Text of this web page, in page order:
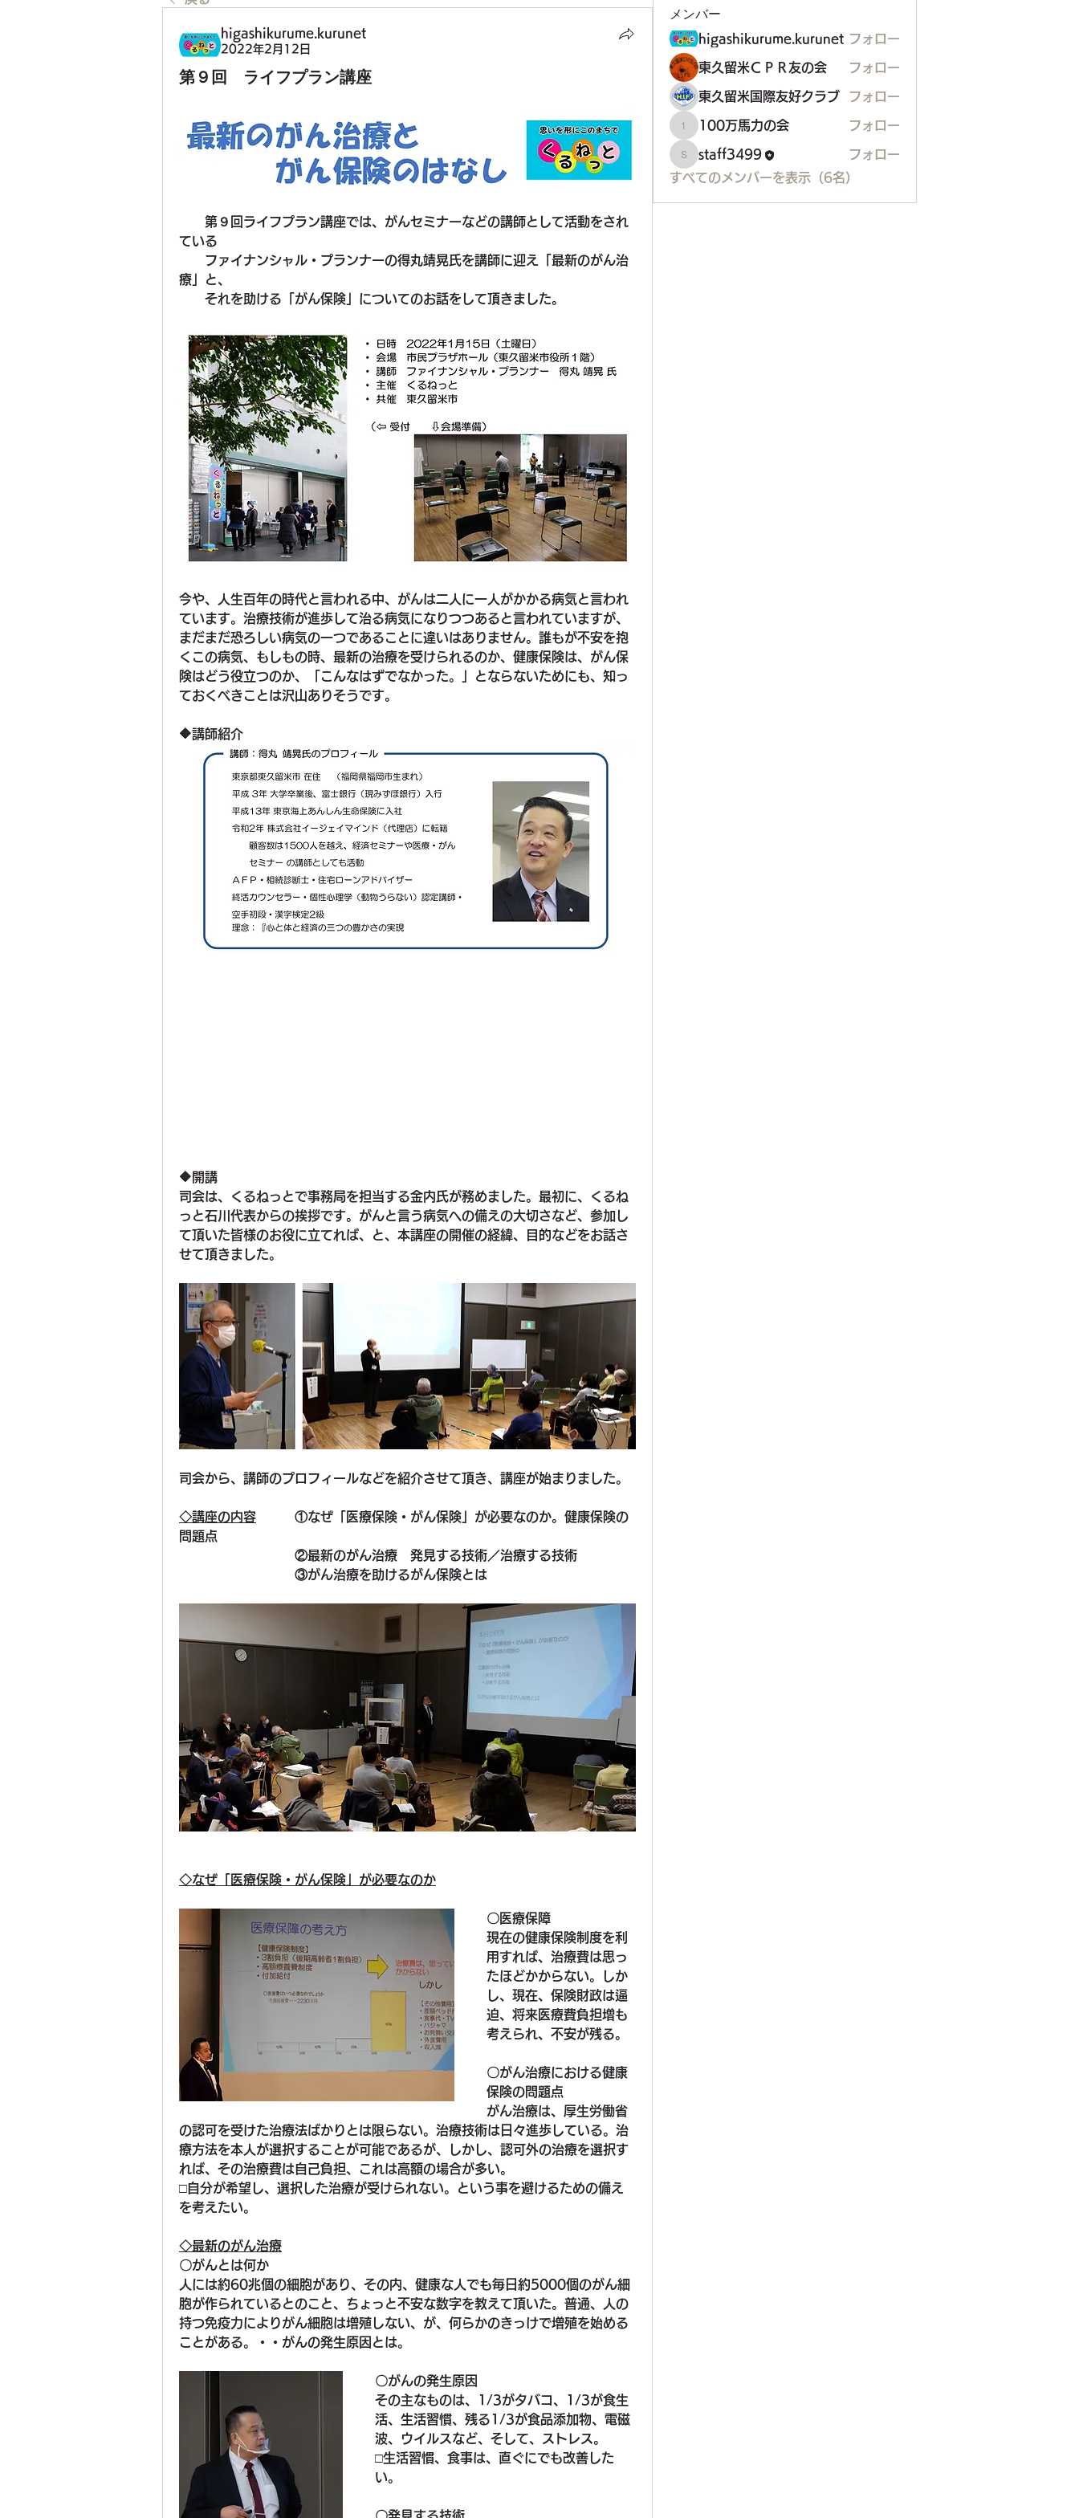
higashikurume.kurunet
2022年2月12日
第９回 ライフプラン講座
第９回ライフプラン講座では、がんセミナーなどの講師として活動をされ
ている
ファイナンシャル・プランナーの得丸靖晃氏を講師に迎え「最新のがん治
療」と、
それを助ける「がん保険」についてのお話をして頂きました。
今や、人生百年の時代と言われる中、がんは二人に一人がかかる病気と言われ
ています。治療技術が進歩して治る病気になりつつあると言われていますが、
まだまだ恐ろしい病気の一つであることに違いはありません。誰もが不安を抱
くこの病気、もしもの時、最新の治療を受けられるのか、健康保険は、がん保
険はどう役立つのか、「こんなはずでなかった。」とならないためにも、知っ
ておくべきことは沢山ありそうです。
🔶講師紹介
🔶開講
司会は、くるねっとで事務局を担当する金内氏が務めました。最初に、くるね
っと石川代表からの挨拶です。がんと言う病気への備えの大切さなど、参加し
て頂いた皆様のお役に立てれば、と、本講座の開催の経緯、目的などをお話さ
せて頂きました。
司会から、講師のプロフィールなどを紹介させて頂き、講座が始まりました。
◇講座の内容 ①なぜ「医療保険・がん保険」が必要なのか。健康保険の
問題点
②最新のがん治療　発見する技術／治療する技術
③がん治療を助けるがん保険とは
◇なぜ「医療保険・がん保険」が必要なのか
〇医療保障
現在の健康保険制度を利
用すれば、治療費は思っ
たほどかからない。しか
し、現在、保険財政は逼
迫、将来医療費負担増も
考えられ、不安が残る。
〇がん治療における健康
保険の問題点
がん治療は、厚生労働省
の認可を受けた治療法ばかりとは限らない。治療技術は日々進歩している。治
療方法を本人が選択することが可能であるが、しかし、認可外の治療を選択す
れば、その治療費は自己負担、これは高額の場合が多い。
□自分が希望し、選択した治療が受けられない。という事を避けるための備え
を考えたい。
◇最新のがん治療
〇がんとは何か
人には約60兆個の細胞があり、その内、健康な人でも毎日約5000個のがん細
胞が作られているとのこと、ちょっと不安な数字を教えて頂いた。普通、人の
持つ免疫力によりがん細胞は増殖しない、が、何らかのきっけで増殖を始める
ことがある。・・がんの発生原因とは。
〇がんの発生原因
その主なものは、1/3がタバコ、1/3が食生
活、生活習慣、残る1/3が食品添加物、電磁
波、ウイルスなど、そして、ストレス。
□生活習慣、食事は、直ぐにでも改善した
い。
メンバー
higashikurume.kurunet フォロー
東久留米ＣＰＲ友の会 フォロー
東久留米国際友好クラブ フォロー
100万馬力の会
100万馬力の会 フォロー
staff3499
staff3499
フォロー
すべてのメンバーを表示（6名）